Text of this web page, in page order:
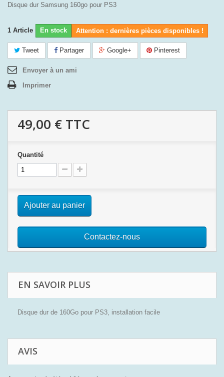
Disque dur Samsung 160go pour PS3
1 Article En stock Attention : dernières pièces disponibles !
Tweet Partager Google+ Pinterest
Envoyer à un ami
Imprimer
49,00 € TTC
Quantité
Ajouter au panier
Contactez-nous
EN SAVOIR PLUS
Disque dur de 160Go pour PS3, installation facile
AVIS